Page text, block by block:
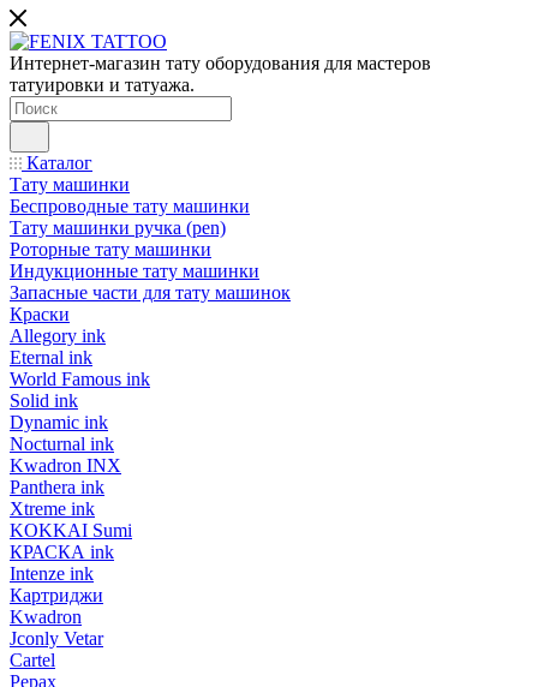
Интернет-магазин тату оборудования для мастеров
татуировки и татуажа.
Каталог
Тату машинки
Беспроводные тату машинки
Тату машинки ручка (pen)
Роторные тату машинки
Индукционные тату машинки
Запасные части для тату машинок
Краски
Allegory ink
Eternal ink
World Famous ink
Solid ink
Dynamic ink
Nocturnal ink
Kwadron INX
Panthera ink
Xtreme ink
KOKKAI Sumi
КРАСКА ink
Intenze ink
Картриджи
Kwadron
Jconly Vetar
Cartel
Pepax